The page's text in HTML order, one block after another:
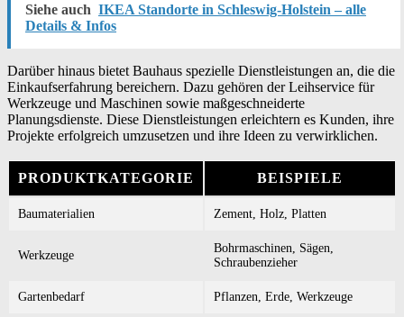
Siehe auch IKEA Standorte in Schleswig-Holstein – alle
Details & Infos
Darüber hinaus bietet Bauhaus spezielle Dienstleistungen an, die die
Einkaufserfahrung bereichern. Dazu gehören der Leihservice für
Werkzeuge und Maschinen sowie maßgeschneiderte
Planungsdienste. Diese Dienstleistungen erleichtern es Kunden, ihre
Projekte erfolgreich umzusetzen und ihre Ideen zu verwirklichen.
PRODUKTKATEGORIE BEISPIELE
Baumaterialien Zement, Holz, Platten
Werkzeuge
Bohrmaschinen, Sägen,
Schraubenzieher
Gartenbedarf Pflanzen, Erde, Werkzeuge